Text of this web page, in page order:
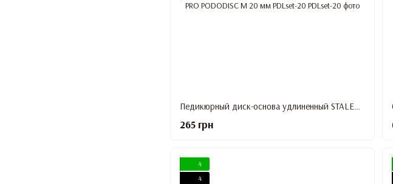
Педикюрный диск-основа удлиненный STALEKS PRO PODODISC M 20 мм PDLset-20
265 грн
4
4